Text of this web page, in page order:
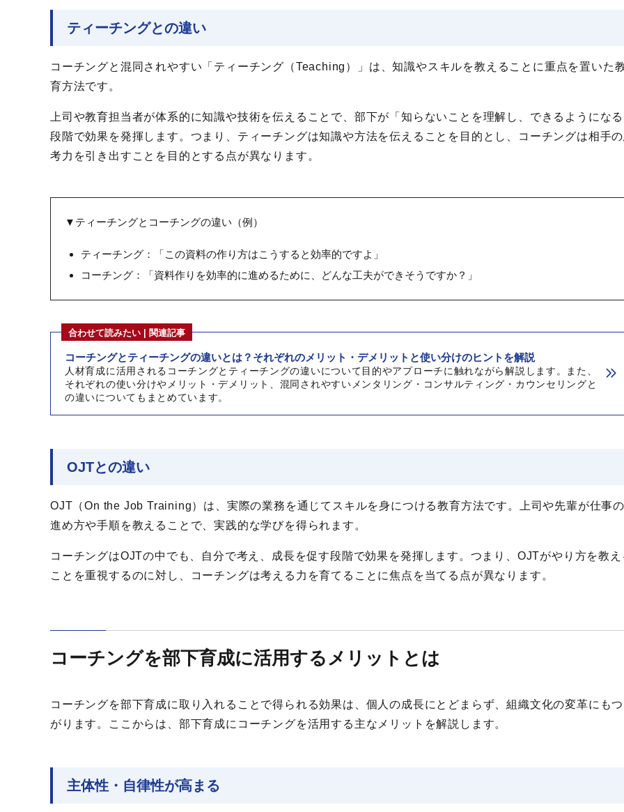
ティーチングとの違い
コーチングと混同されやすい「ティーチング（Teaching）」は、知識やスキルを教えることに重点を置いた
育方法です。
上司や教育担当者が体系的に知識や技術を伝えることで、部下が「知らないことを理解し、できるようにな
段階で効果を発揮します。つまり、ティーチングは知識や方法を伝えることを目的とし、コーチングは相手
考力を引き出すことを目的とする点が異なります。
▼ティーチングとコーチングの違い（例）
ティーチング：「この資料の作り方はこうすると効率的ですよ」
コーチング：「資料作りを効率的に進めるために、どんな工夫ができそうですか？」
合わせて読みたい | 関連記事
コーチングとティーチングの違いとは？それぞれのメリット・デメリットと使い分けのヒントを解説
人材育成に活用されるコーチングとティーチングの違いについて目的やアプローチに触れながら解説します。また、
それぞれの使い分けやメリット・デメリット、混同されやすいメンタリング・コンサルティング・カウンセリングと
の違いについてもまとめています。
OJTとの違い
OJT（On the Job Training）は、実際の業務を通じてスキルを身につける教育方法です。上司や先輩が仕事の
進め方や手順を教えることで、実践的な学びを得られます。
コーチングはOJTの中でも、自分で考え、成長を促す段階で効果を発揮します。つまり、OJTがやり方を教え
ことを重視するのに対し、コーチングは考える力を育てることに焦点を当てる点が異なります。
コーチングを部下育成に活用するメリットとは
コーチングを部下育成に取り入れることで得られる効果は、個人の成長にとどまらず、組織文化の変革にも
がります。ここからは、部下育成にコーチングを活用する主なメリットを解説します。
主体性・自律性が高まる